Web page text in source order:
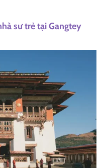
sư trẻ tại Gangtey